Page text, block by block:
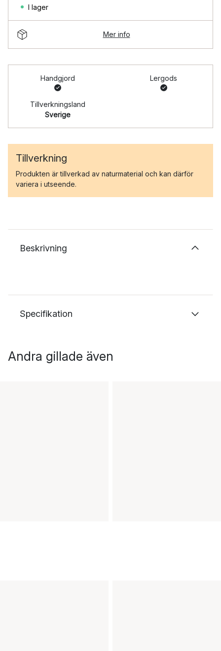
I lager
Mer info
Handgjord Lergods
Tillverkningsland
Sverige
Tillverkning
Produkten är tillverkad av naturmaterial och kan därför
variera i utseende.
Beskrivning
Specifikation
Andra gillade även